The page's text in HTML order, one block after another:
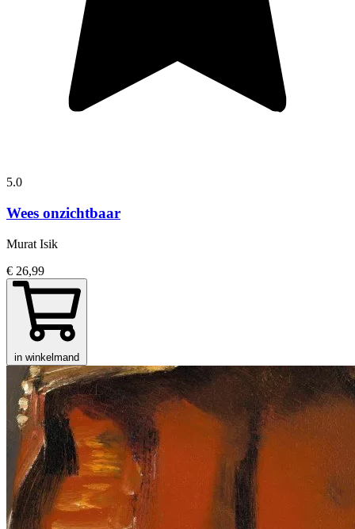
5.0
Wees onzichtbaar
Murat Isik
€ 26,99
in winkelmand